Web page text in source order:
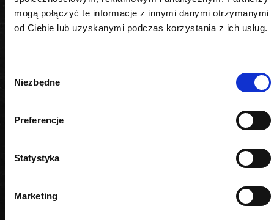
mogą połączyć te informacje z innymi danymi otrzymanymi
od Ciebie lub uzyskanymi podczas korzystania z ich usług.
zgody
Niezbędne
Preferencje
Statystyka
Marketing
Materiał
metal